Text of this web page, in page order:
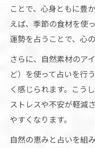
ことで、心身ともに豊
えば、季節の食材を使
運勢を占うことで、心
さらに、自然素材のア
ど）を使って占いを行
く感じられます。こう
ストレスや不安が軽減
やすくなります。
自然の恵みと占いを組